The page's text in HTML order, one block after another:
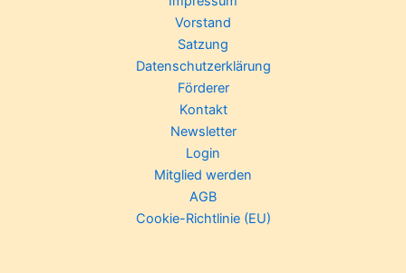
Vorstand
Satzung
Datenschutzerklärung
Förderer
Kontakt
Newsletter
Login
Mitglied werden
AGB
Cookie-Richtlinie (EU)